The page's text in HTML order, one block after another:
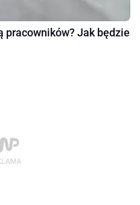
pracowników? Jak będzie